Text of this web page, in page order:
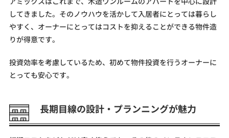
してきました。そのノウハウを活かして入居者にとっては暮らし
やすく、オーナーにとってはコストを抑えることができる物件造
りが得意です。
投資効率を考慮しているため、初めて物件投資を行うオーナーに
とっても安心です。
長期目線の設計・プランニングが魅力